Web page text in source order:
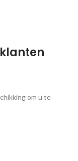
om u te